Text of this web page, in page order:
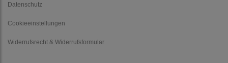
Datenschutz
Cookieeinstellungen
Widerrufsrecht & Widerrufsformular